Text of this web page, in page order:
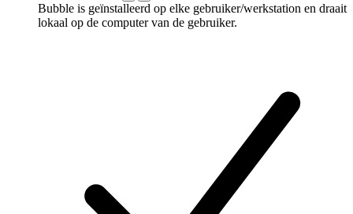
Bubble is geïnstalleerd op elke gebruiker/werkstation en draait
lokaal op de computer van de gebruiker.